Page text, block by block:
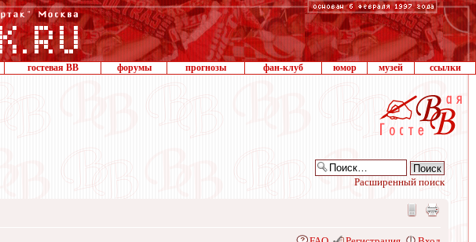
гостевая ВВ форумы прогнозы фан-клуб юмор музей ссылки
Расширенный поиск